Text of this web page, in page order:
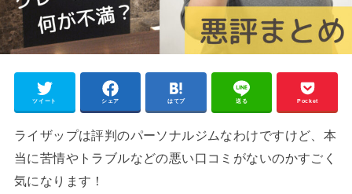
ツイート シェア はてブ 送る Pocket
ライザップは評判のパーソナルジムなわけですけど、本
当に苦情やトラブルなどの悪い口コミがないのかすごく
気になります！